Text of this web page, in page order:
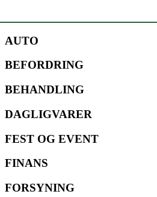
AUTO
BEFORDRING
BEHANDLING
DAGLIGVARER
FEST OG EVENT
FINANS
FORSYNING